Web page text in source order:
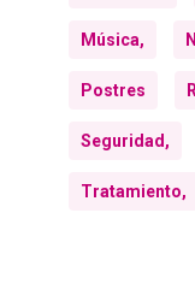
Música,
Postres
Seguridad,
Tratamiento,